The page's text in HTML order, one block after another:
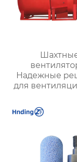
Надежные
для
| Купить с